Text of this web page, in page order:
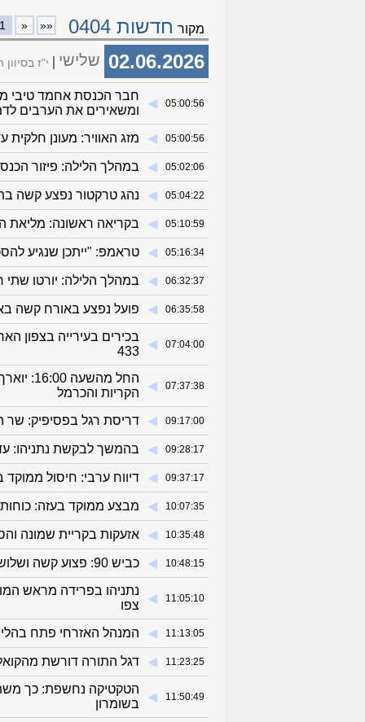
מקור חדשות 0404 ««
«
1
02.06.2026 שלישי י"ז
05:00:56
◀︎
חבר הכנסת אחמד טיבי
ומשאירים את הערבים
05:00:56
◀︎ מזג האוויר: מעונן
05:02:06
◀︎ במהלך הלילה: פיזור
05:04:22
◀︎ נהג טרקטור נפצע קשה
05:10:59
◀︎ בקריאה ראשונה: מליאת
05:16:34
◀︎ טראמפ: "ייתכן שנגיע
06:32:37
◀︎ במהלך הלילה: יורטו שתי
06:35:58
◀︎ פועל נפצע באורח קשה
07:04:00
◀︎
בכירים בעירייה בצפון
433
07:37:38
◀︎
הקריות והכרמל
09:17:00
◀︎ דריסת רגל בפסיפיק: שר
09:28:17
◀︎ בהמשך לבקשת נתניהו:
09:37:17
◀︎ דיווח ערבי: חיסול
10:07:35
◀︎ מבצע ממוקד בעזה:
10:35:48
◀︎ אזעקות בקריית שמונה
10:48:15
◀︎ כביש 90: פצוע קשה ושלושה פצועים קל בתאונת דרכים
11:05:10
◀︎
נתניהו בפרידה מראש
צפו
11:13:05
◀︎ המנהל האזרחי פתח בהליך להפקעת כ-320
11:23:25
◀︎ דגל התורה דורשת
11:50:49
◀︎
הטקטיקה נחשפת: כך
בשומרון